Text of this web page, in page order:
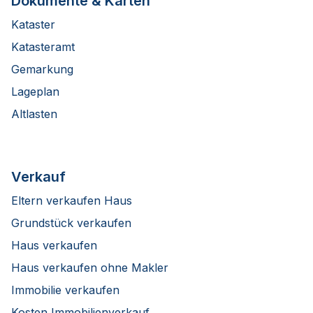
Kataster
Katasteramt
Gemarkung
Lageplan
Altlasten
Verkauf
Eltern verkaufen Haus
Grundstück verkaufen
Haus verkaufen
Haus verkaufen ohne Makler
Immobilie verkaufen